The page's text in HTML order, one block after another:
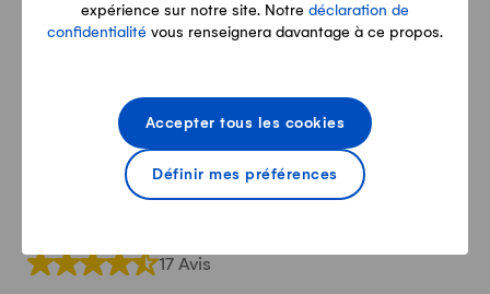
expérience sur notre site. Notre déclaration de
confidentialité vous renseignera davantage à ce propos.
Définir mes préférences
Accepter tous les cookies
stmargarethengut.ch/index.html
Facebook
17 Avis